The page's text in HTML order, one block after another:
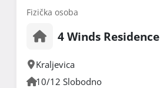
Fizička osoba
4 Winds Residence
Kraljevica
10/12 Slobodno